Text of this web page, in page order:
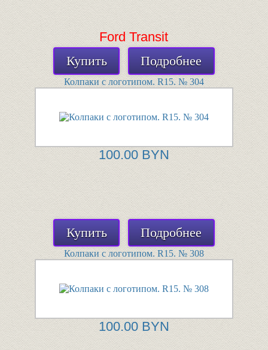
Ford Transit
Купить
Подробнее
Колпаки с логотипом. R15. № 304
100.00 BYN
Купить Подробнее
Колпаки с логотипом. R15. № 308
100.00 BYN